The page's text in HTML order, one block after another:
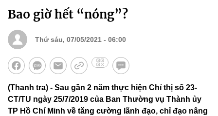
Bao giờ hết “nóng”?
Thứ sáu, 07/05/2021 - 06:00
(Thanh tra) - Sau gần 2 năm thực hiện Chỉ thị số 23-
CT/TU ngày 25/7/2019 của Ban Thường vụ Thành ủy
TP Hồ Chí Minh về tăng cường lãnh đạo, chỉ đạo nâng